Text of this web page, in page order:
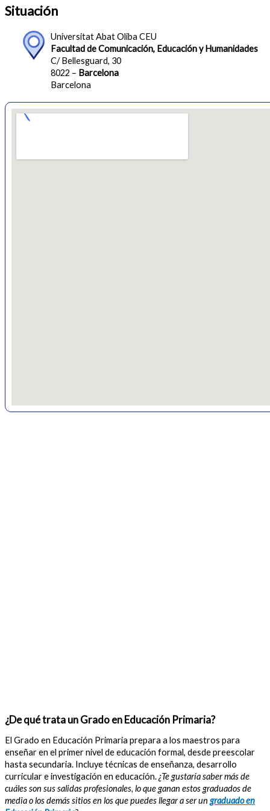
Situación
Universitat Abat Oliba CEU
Facultad de Comunicación, Educación y Humanidades
C/ Bellesguard, 30
8022 – Barcelona
Barcelona
¿De qué trata un Grado en Educación Primaria?
El Grado en Educación Primaria prepara a los maestros para
enseñar en el primer nivel de educación formal, desde preescolar
hasta secundaria. Incluye técnicas de enseñanza, desarrollo
curricular e investigación en educación.¿Te gustaría saber más de
cuáles son sus salidas profesionales, lo que ganan estos graduados de
media o los demás sitios en los que puedes llegar a ser un graduado en